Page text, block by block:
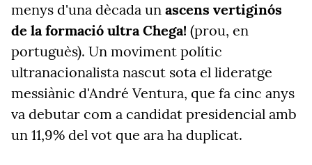
menys d'una dècada un ascens vertiginós
de la formació ultra Chega! (prou, en
portuguès). Un moviment polític
ultranacionalista nascut sota el lideratge
messiànic d'André Ventura, que fa cinc anys
va debutar com a candidat presidencial amb
un 11,9% del vot que ara ha duplicat.